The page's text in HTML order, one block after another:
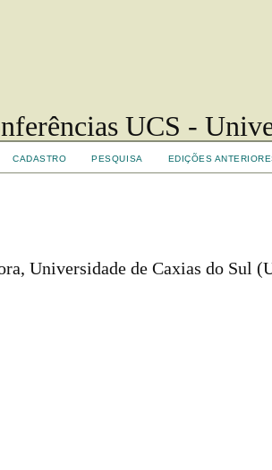
UCS -
CADASTRO PESQUISA EDIÇÕES
Universidade de Caxias do Sul